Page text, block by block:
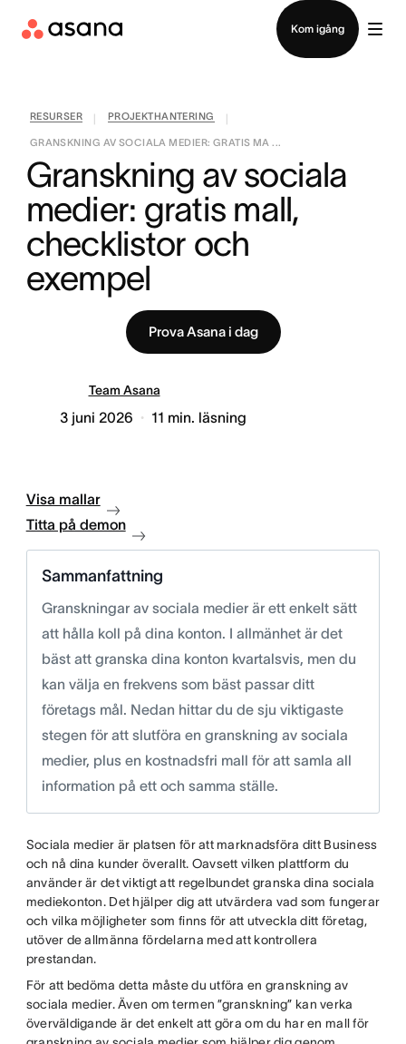
Kom igång
RESURSER PROJEKTHANTERING
GRANSKNING AV SOCIALA MEDIER: GRATIS MA ...
Granskning av sociala
medier: gratis mall,
checklistor och
exempel
Prova Asana i dag
Team Asana
3 juni 2026 11 min. läsning
Visa mallar
Titta på demon
Sammanfattning
Granskningar av sociala medier är ett enkelt sätt
att hålla koll på dina konton. I allmänhet är det
bäst att granska dina konton kvartalsvis, men du
kan välja en frekvens som bäst passar ditt
företags mål. Nedan hittar du de sju viktigaste
stegen för att slutföra en granskning av sociala
medier, plus en kostnadsfri mall för att samla all
information på ett och samma ställe.
Sociala medier är platsen för att marknadsföra ditt Business
och nå dina kunder överallt. Oavsett vilken plattform du
använder är det viktigt att regelbundet granska dina sociala
mediekonton. Det hjälper dig att utvärdera vad som fungerar
och vilka möjligheter som finns för att utveckla ditt företag,
utöver de allmänna fördelarna med att kontrollera
prestandan.
För att bedöma detta måste du utföra en granskning av
sociala medier. Även om termen ”granskning” kan verka
överväldigande är det enkelt att göra om du har en mall för